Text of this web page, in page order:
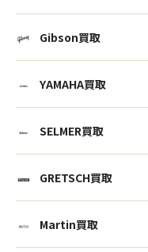
Gibson買取
YAMAHA買取
SELMER買取
GRETSCH買取
Martin買取